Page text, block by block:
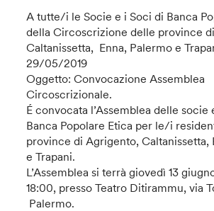
A tutte/i le Socie e i Soci di Banca
della Circoscrizione delle province
Caltanissetta, Enna, Palermo e
29/05/2019
Oggetto: Convocazione Assemblea
Circoscrizionale.
É convocata l’Assemblea delle socie
Banca Popolare Etica per le/i
province di Agrigento, Caltanissetta,
e Trapani.
L’Assemblea si terrà giovedì 13
18:00, presso Teatro Ditirammu, via
Palermo.